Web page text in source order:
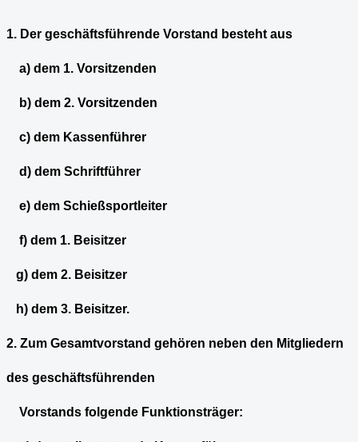
1. Der geschäftsführende Vorstand besteht aus
a) dem 1. Vorsitzenden
b) dem 2. Vorsitzenden
c) dem Kassenführer
d) dem Schriftführer
e) dem Schießsportleiter
f) dem 1. Beisitzer
g) dem 2. Beisitzer
h) dem 3. Beisitzer.
2. Zum Gesamtvorstand gehören neben den Mitgliedern
des geschäftsführenden
Vorstands folgende Funktionsträger: